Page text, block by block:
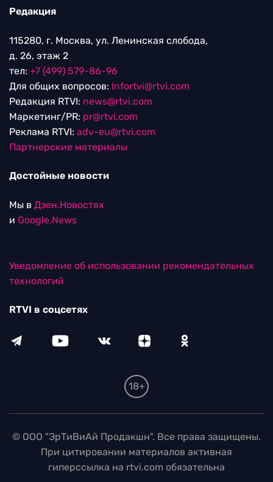
Редакция
115280, г. Москва, ул. Ленинская слобода,
д. 26, этаж 2
тел: +7 (499) 579-86-96
Для общих вопросов: Infortvi@rtvi.com
Редакция RTVI: news@rtvi.com
Маркетинг/PR: pr@rtvi.com
Реклама RTVI: adv-eu@rtvi.com
Партнерские материалы
Достойные новости
Мы в Дзен.Новостях
и Google.News
Уведомление об использовании рекомендательных
технологий
RTVI в соцсетях
18+
© ООО "ЭрТиВиАй Продакшн". Все права защищены.
При цитировании материалов активная
гиперссылка на rtvi.com обязательна